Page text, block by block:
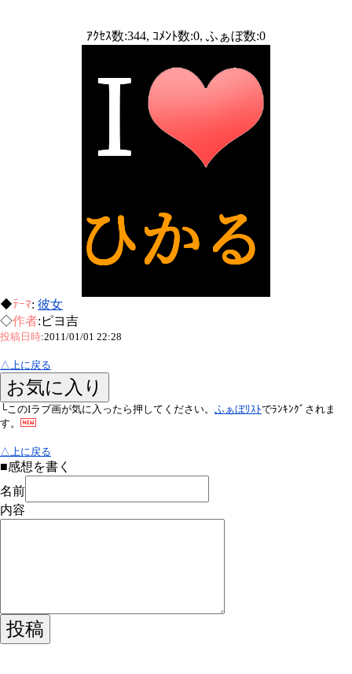
ｱｸｾｽ数:344, ｺﾒﾝﾄ数:0, ふぁぼ数:0
◆ﾃｰﾏ: 彼女
◇作者:ピヨ吉
投稿日時:2011/01/01 22:28
△上に戻る
└このIラブ画が気に入ったら押してください。 ふぁぼﾘｽﾄでﾗﾝｷﾝｸﾞされま
す。
△上に戻る
■感想を書く
名前
内容